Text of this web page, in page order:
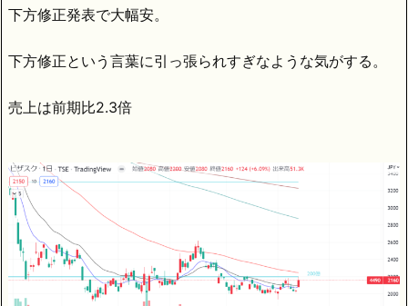
下方修正発表で大幅安。
下方修正という言葉に引っ張られすぎなような気がする。
売上は前期比2.3倍